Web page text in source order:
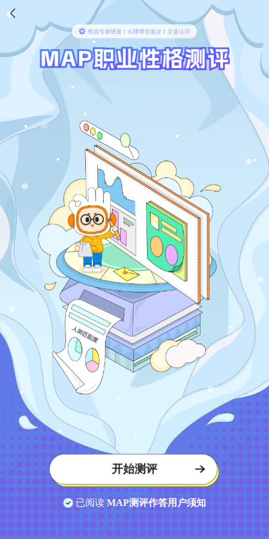
开始测评
已阅读 MAP测评作答用户须知